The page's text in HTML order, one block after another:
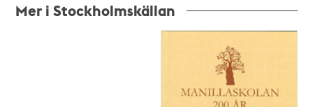
Mer i Stockholmskällan